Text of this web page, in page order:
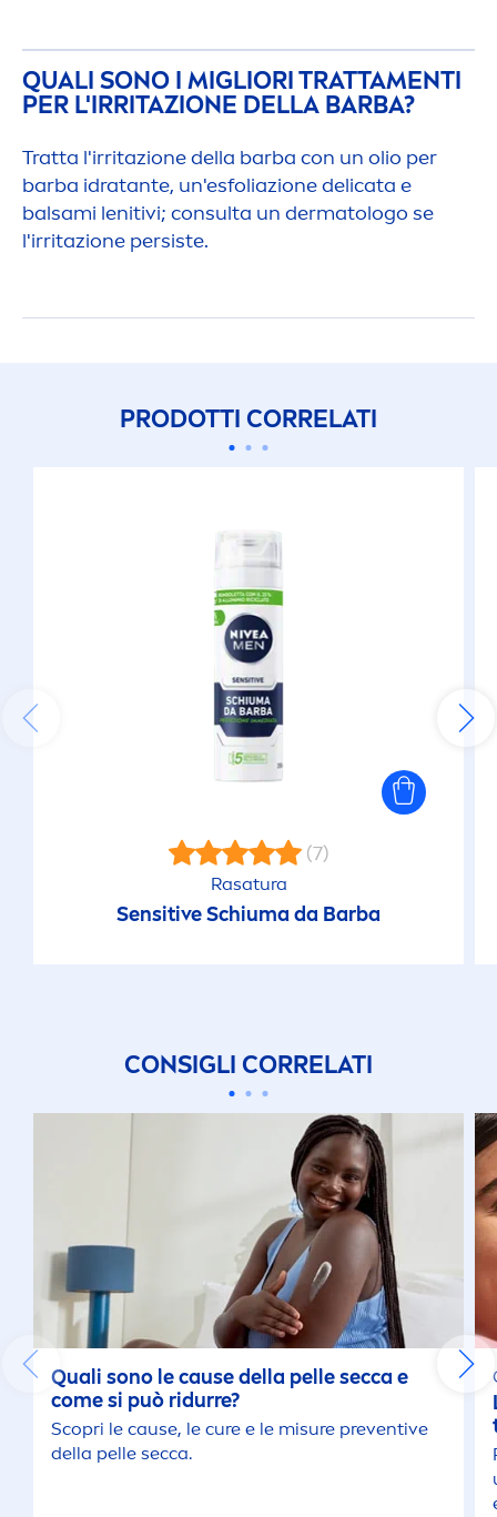
QUALI SONO I MIGLIORI TRATTAMENTI
PER L'IRRITAZIONE DELLA BARBA?
Tratta l'irritazione della barba con un olio per
barba idratante, un'esfoliazione delicata e
balsami lenitivi; consulta un dermatologo se
l'irritazione persiste.
PRODOTTI CORRELATI
(7)
Rasatura
SensitiveSchiuma da Barba
CONSIGLI CORRELATI
Quali sono le cause della pelle secca e
come si può ridurre?
Scopri le cause, le cure e le misure preventive
della pelle secca.